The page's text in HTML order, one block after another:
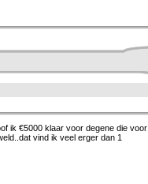
ik €5000 klaar voor degene die voor
vind ik veel erger dan 1